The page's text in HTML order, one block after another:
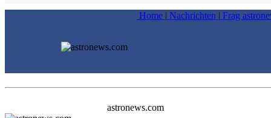
Home | Nachrichten | Frag
astronews.com